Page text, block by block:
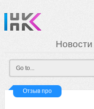
Новости
Загрузка
Отзыв про